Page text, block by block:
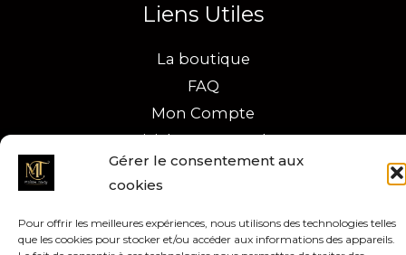
Gérer le consentement aux
cookies
Pour offrir les meilleures expériences, nous utilisons des technologies telles
que les cookies pour stocker et/ou accéder aux informations des appareils.
Liens Utiles
La boutique
FAQ
Mon Compte
Suivi de commandes
Copyright © 2026 Maison Touty